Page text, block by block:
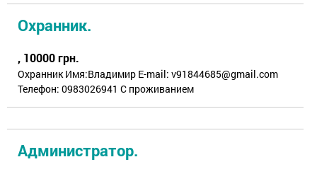
Охранник.
, 10000 грн.
Охранник Имя:Владимир E-mail: v91844685@gmail.com
Телефон: 0983026941 С проживанием
Администратор.